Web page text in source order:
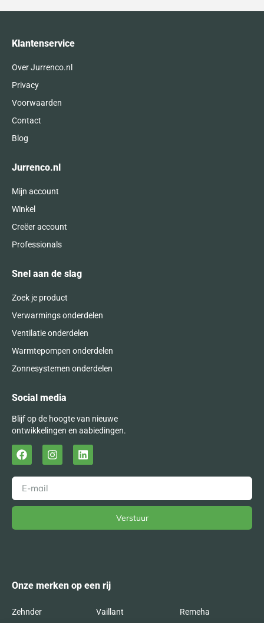
Klantenservice
Over Jurrenco.nl
Privacy
Voorwaarden
Contact
Blog
Jurrenco.nl
Mijn account
Winkel
Creëer account
Professionals
Snel aan de slag
Zoek je product
Verwarmings onderdelen
Ventilatie onderdelen
Warmtepompen onderdelen
Zonnesystemen onderdelen
Social media
Blijf op de hoogte van nieuwe
ontwikkelingen en aabiedingen.
Verstuur
Onze merken op een rij
Zehnder Vaillant Remeha